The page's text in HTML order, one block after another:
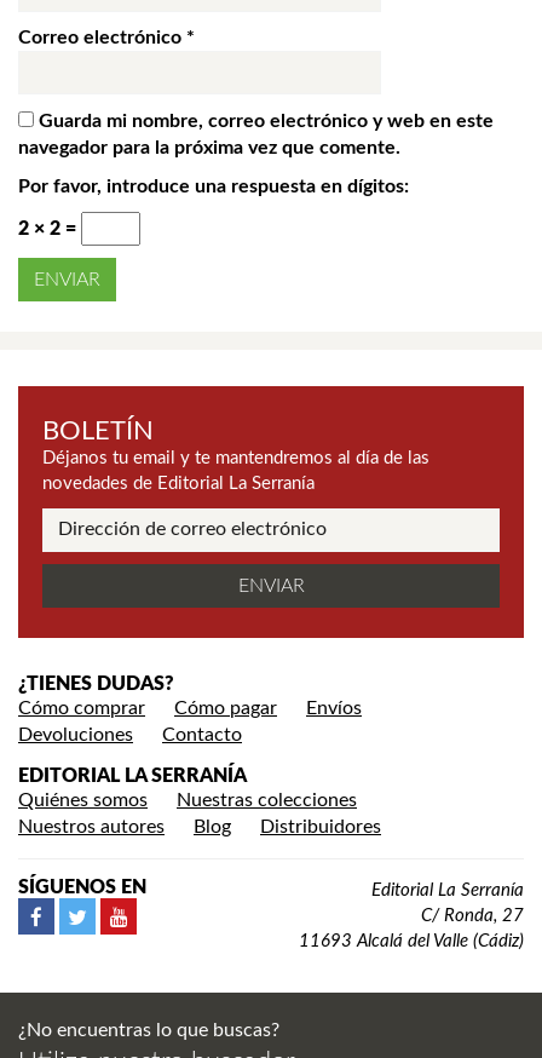
Correo electrónico *
Guarda mi nombre, correo electrónico y web en este
navegador para la próxima vez que comente.
Por favor, introduce una respuesta en dígitos:
2 × 2 =
BOLETÍN
Déjanos tu email y te mantendremos al día de las
novedades de Editorial La Serranía
¿TIENES DUDAS?
Cómo comprar
Cómo pagar
Envíos
Devoluciones
Contacto
EDITORIAL LA SERRANÍA
Quiénes somos
Nuestras colecciones
Nuestros autores
Blog Distribuidores
SÍGUENOS EN
Editorial La Serranía
C/ Ronda, 27
11693 Alcalá del Valle (Cádiz)
¿No encuentras lo que buscas?